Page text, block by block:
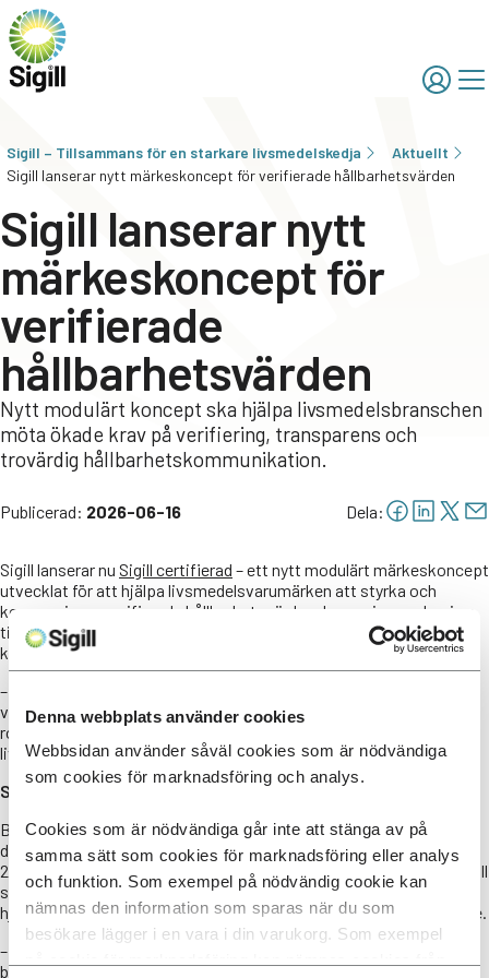
Denna webbplats använder cookies
Webbsidan använder såväl cookies som är nödvändiga
som cookies för marknadsföring och analys.
Cookies som är nödvändiga går inte att stänga av på
samma sätt som cookies för marknadsföring eller analys
och funktion. Som exempel på nödvändig cookie kan
nämnas den information som sparas när du som
besökare lägger i en vara i din varukorg. Som exempel
Sigill – Tillsammans för en starkare livsmedelskedja
Aktuellt
Sigill lanserar nytt märkeskoncept för verifierade hållbarhetsvärden
Sigill lanserar nytt
märkeskoncept för
verifierade
hållbarhetsvärden
Nytt modulärt koncept ska hjälpa livsmedelsbranschen
möta ökade krav på verifiering, transparens och
trovärdig hållbarhetskommunikation.
Publicerad: 2026-06-16 Dela:
Sigill lanserar nu Sigill certifierad – ett nytt modulärt märkeskoncept
utvecklat för att hjälpa livsmedelsvarumärken att styrka och
kommunicera verifierade hållbarhetsvärden. Lanseringen sker i en
tid där både lagstiftning, handel och konsumenter ställer allt högre
krav på transparens och dokumenterade hållbarhetspåståenden.
– Marknaden efterfrågar inte längre bara hållbarhetslöften, utan
verifierade bevis. Med det nya märkeskonceptet tydliggör vi Sigills
roll som möjliggörare för trovärdig hållbarhetskommunikation i
livsmedelskedjan, säger Ann-Louise Ingvarson, vd Sigill.
Ska hjälpa branschen möta nya EU-krav
Bakgrunden till lanseringen är bland annat nya EU-regler, där
direktivet Empowering Consumers for the Green Transition från
2026 skärper kraven på hållbarhetspåståenden och verifiering. Sigill
ser därför ett växande behov av gemensamma strukturer som
hjälper livsmedelsbranschen att gå från ambition till genomförande.
– De nya reglerna gör verifiering viktigare än någonsin. Företag
behöver kunna styrka sina hållbarhetspåståenden med substans